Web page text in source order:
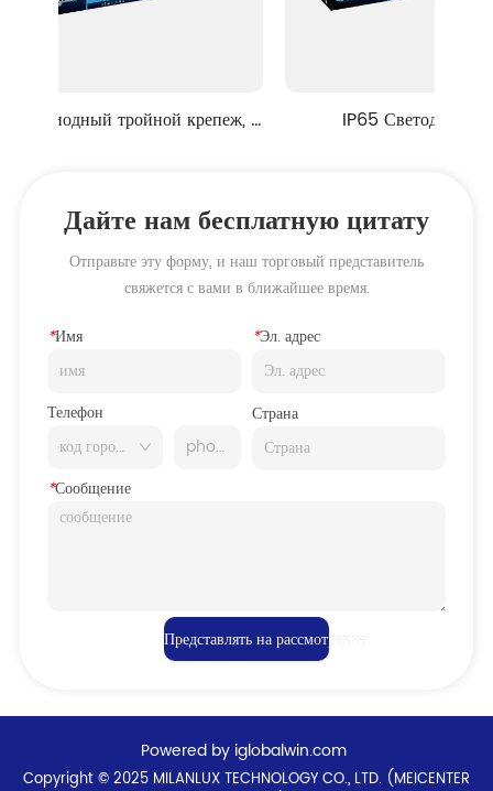
тройной крепеж,
IP65 Светодиодный
Дайте нам бесплатную цитату
Отправьте эту форму, и наш торговый представитель
свяжется с вами в ближайшее время.
*Имя *Эл. адрес
Телефон Страна
*Сообщение
Представлять на рассмотрение
Powered by iglobalwin.com
Copyright © 2025 MILANLUX TECHNOLOGY CO., LTD. (MEICENTER